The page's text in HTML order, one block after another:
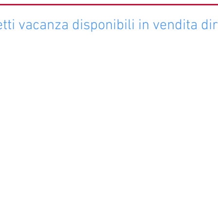
vacanza disponibili in vendita